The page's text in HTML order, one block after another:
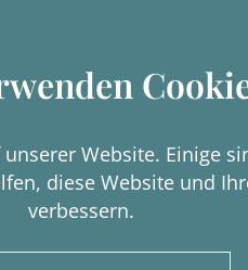
Website. Einige
diese Website und
verbessern.
Katze,
geb. Anfang
Clover
Freigänger
Details